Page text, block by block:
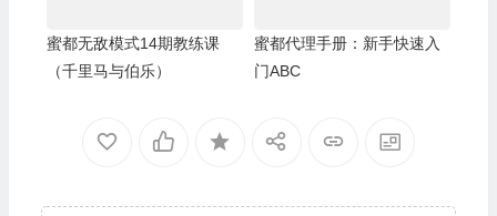
蜜都无敌模式14期教练课
（千里马与伯乐）
蜜都代理手册：新手快速入
门ABC